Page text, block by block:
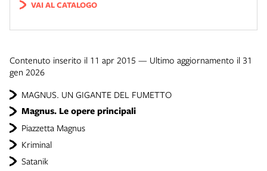
MAGNUS. UN GIGANTE DEL FUMETTO
Magnus. Le opere principali
Piazzetta Magnus
Kriminal
Satanik
VAI AL CATALOGO
Contenuto inserito il 11 apr 2015 — Ultimo aggiornamento il 31
gen 2026